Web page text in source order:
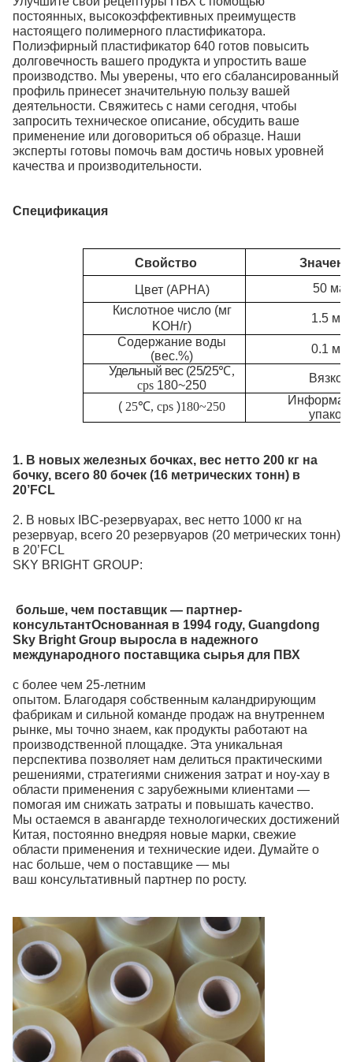
постоянных, высокоэффективных преимуществ
настоящего полимерного пластификатора.
Полиэфирный пластификатор 640 готов повысить
долговечность вашего продукта и упростить ваше
производство. Мы уверены, что его сбалансированный
профиль принесет значительную пользу вашей
деятельности. Свяжитесь с нами сегодня, чтобы
запросить техническое описание, обсудить ваше
применение или договориться об образце. Наши
эксперты готовы помочь вам достичь новых уровней
качества и производительности.
Спецификация
Свойство
Цвет (APHA)
50
Кислотное число (мг
KOH/г)
1.5
Содержание воды
(вес.%)
0.1
Удельный вес (25/25℃,
cps 180~250
( 25℃, cps)180~250
1. В новых железных бочках, вес нетто 200 кг на
бочку, всего 80 бочек (16 метрических тонн) в
20’FCL
2. В новых IBC-резервуарах, вес нетто 1000 кг на
резервуар, всего 20 резервуаров (20 метрических тонн)
в 20’FCL
SKY BRIGHT GROUP:
больше, чем поставщик — партнер-
консультантОснованная в 1994 году, Guangdong
Sky Bright Group выросла в надежного
международного поставщика сырья для ПВХ
с более чем 25-летним
опытом. Благодаря собственным каландрирующим
фабрикам и сильной команде продаж на внутреннем
рынке, мы точно знаем, как продукты работают на
производственной площадке. Эта уникальная
перспектива позволяет нам делиться практическими
решениями, стратегиями снижения затрат и ноу-хау в
области применения с зарубежными клиентами —
помогая им снижать затраты и повышать качество.
Мы остаемся в авангарде технологических достижений
Китая, постоянно внедряя новые марки, свежие
области применения и технические идеи. Думайте о
нас больше, чем о поставщике — мы
ваш консультативный партнер по росту.